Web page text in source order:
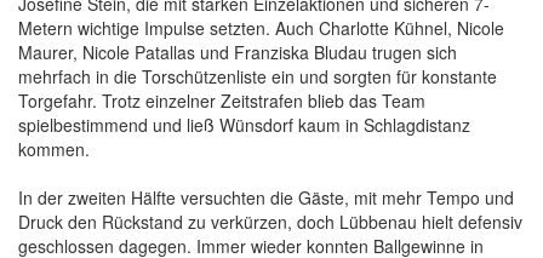
Metern wichtige Impulse setzten. Auch Charlotte Kühnel, Nicole
Maurer, Nicole Patallas und Franziska Bludau trugen sich
mehrfach in die Torschützenliste ein und sorgten für konstante
Torgefahr. Trotz einzelner Zeitstrafen blieb das Team
spielbestimmend und ließ Wünsdorf kaum in Schlagdistanz
kommen.
In der zweiten Hälfte versuchten die Gäste, mit mehr Tempo und
Druck den Rückstand zu verkürzen, doch Lübbenau hielt defensiv
geschlossen dagegen. Immer wieder konnten Ballgewinne in